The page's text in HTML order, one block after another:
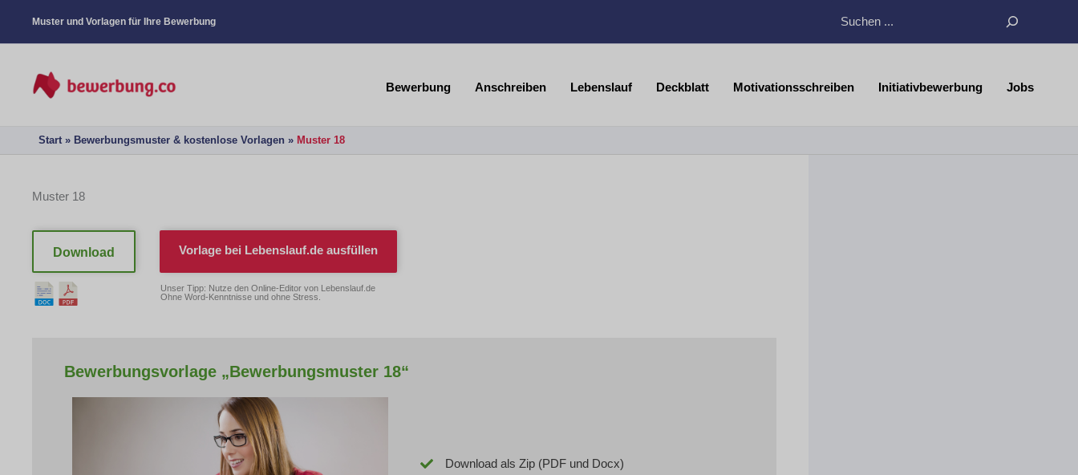
Muster und Vorlagen für Ihre Bewerbung
Bewerbung Anschreiben Lebenslauf Deckblatt Motivationsschreiben Initiativbewerbung Jobs
Start Bewerbungsmuster & kostenlose Vorlagen Muster 18
Muster 18
Download Vorlage bei Lebenslauf.de ausfüllen
Unser Tipp: Nutze den Online-Editor von Lebenslauf.de
Ohne Word-Kenntnisse und ohne Stress.
Bewerbungsvorlage „Bewerbungsmuster 18“
Download als Zip (PDF und Docx)